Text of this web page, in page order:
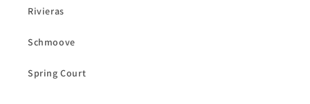
Rivieras
Schmoove
Spring Court